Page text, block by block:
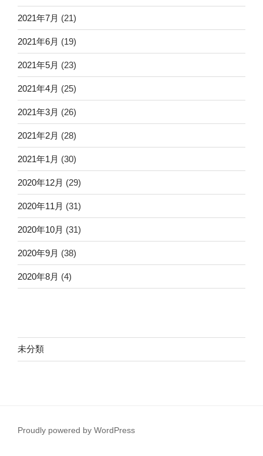
2021年7月 (21)
2021年6月 (19)
2021年5月 (23)
2021年4月 (25)
2021年3月 (26)
2021年2月 (28)
2021年1月 (30)
2020年12月 (29)
2020年11月 (31)
2020年10月 (31)
2020年9月 (38)
2020年8月 (4)
未分類
Proudly powered by WordPress